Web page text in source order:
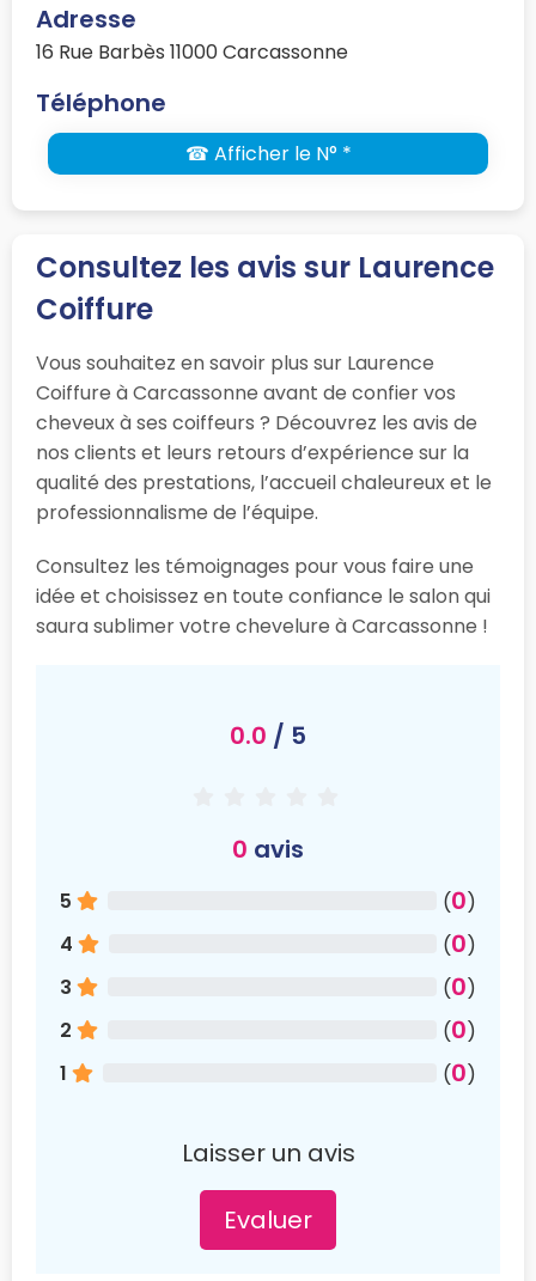
Adresse
16 Rue Barbès 11000 Carcassonne
Téléphone
☎ Afficher le N° *
Consultez les avis sur Laurence
Coiffure
Vous souhaitez en savoir plus sur Laurence
Coiffure à Carcassonne avant de confier vos
cheveux à ses coiffeurs ? Découvrez les avis de
nos clients et leurs retours d’expérience sur la
qualité des prestations, l’accueil chaleureux et le
professionnalisme de l’équipe.
Consultez les témoignages pour vous faire une
idée et choisissez en toute confiance le salon qui
saura sublimer votre chevelure à Carcassonne !
0.0 / 5
0 avis
5 (0)
4
(0)
3
(0)
2
(0)
1
(0)
Laisser un avis
Evaluer